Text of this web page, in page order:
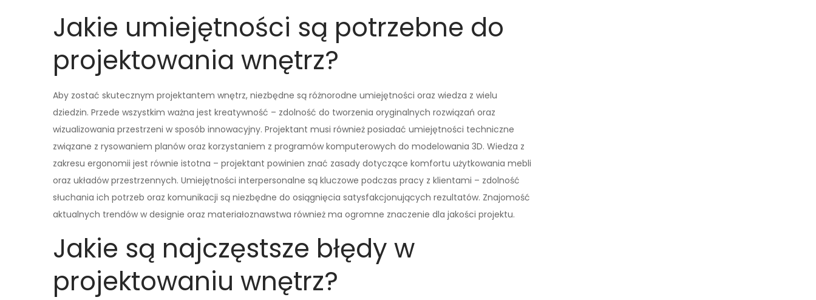
Jakie umiejętności są potrzebne do
projektowania wnętrz?
Aby zostać skutecznym projektantem wnętrz, niezbędne są różnorodne umiejętności oraz wiedza z wielu
dziedzin. Przede wszystkim ważna jest kreatywność – zdolność do tworzenia oryginalnych rozwiązań oraz
wizualizowania przestrzeni w sposób innowacyjny. Projektant musi również posiadać umiejętności techniczne
związane z rysowaniem planów oraz korzystaniem z programów komputerowych do modelowania 3D. Wiedza z
zakresu ergonomii jest równie istotna – projektant powinien znać zasady dotyczące komfortu użytkowania mebli
oraz układów przestrzennych. Umiejętności interpersonalne są kluczowe podczas pracy z klientami – zdolność
słuchania ich potrzeb oraz komunikacji są niezbędne do osiągnięcia satysfakcjonujących rezultatów. Znajomość
aktualnych trendów w designie oraz materiałoznawstwa również ma ogromne znaczenie dla jakości projektu.
Jakie są najczęstsze błędy w
projektowaniu wnętrz?